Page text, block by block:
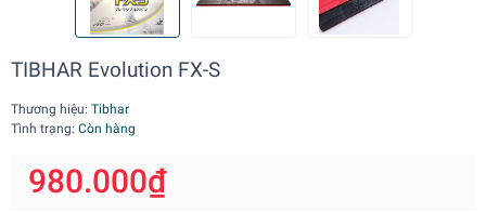
TIBHAR Evolution FX-S
Thương hiệu: Tibhar
Tình trạng: Còn hàng
980.000₫